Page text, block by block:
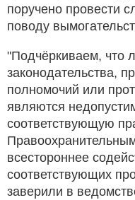
поручено провести
поводу
"Подчёркиваем, что
законодательства,
полномочий или
являются
соответствующую
всестороннее
соответствующих
заверили в